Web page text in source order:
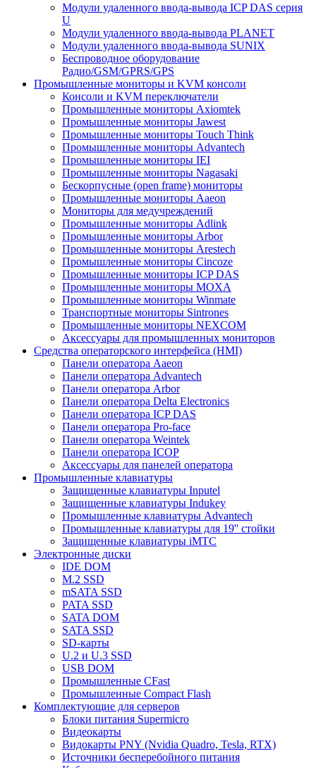
Модули удаленного ввода-вывода ICP DAS серия
U
Модули удаленного ввода-вывода PLANET
Модули удаленного ввода-вывода SUNIX
Беспроводное оборудование
Радио/GSM/GPRS/GPS
Промышленные мониторы и KVM консоли
Консоли и KVM переключатели
Промышленные мониторы Axiomtek
Промышленные мониторы Jawest
Промышленные мониторы Touch Think
Промышленные мониторы Advantech
Промышленные мониторы IEI
Промышленные мониторы Nagasaki
Бескорпусные (open frame) мониторы
Промышленные мониторы Aaeon
Мониторы для медучреждений
Промышленные мониторы Adlink
Промышленные мониторы Arbor
Промышленные мониторы Arestech
Промышленные мониторы Cincoze
Промышленные мониторы ICP DAS
Промышленные мониторы MOXA
Промышленные мониторы Winmate
Транспортные мониторы Sintrones
Промышленные мониторы NEXCOM
Аксессуары для промышленных мониторов
Средства операторского интерфейса (HMI)
Панели оператора Aaeon
Панели оператора Advantech
Панели оператора Arbor
Панели оператора Delta Electronics
Панели оператора ICP DAS
Панели оператора Pro-face
Панели оператора Weintek
Панели оператора ICOP
Аксессуары для панелей оператора
Промышленные клавиатуры
Защищенные клавиатуры Inputel
Защищенные клавиатуры Indukey
Промышленные клавиатуры Advantech
Промышленные клавиатуры для 19'' стойки
Защищенные клавиатуры iMTC
Электронные диски
IDE DOM
M.2 SSD
mSATA SSD
PATA SSD
SATA DOM
SATA SSD
SD-карты
U.2 и U.3 SSD
USB DOM
Промышленные CFast
Промышленные Compact Flash
Комплектующие для серверов
Блоки питания Supermicro
Видеокарты
Видокарты PNY (Nvidia Quadro, Tesla, RTX)
Источники бесперебойного питания